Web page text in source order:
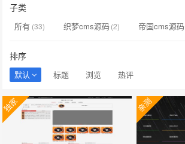
整站源码 模版主题
子类
所有 (33) 织梦cms源码(2) 帝国cms源码
其他音乐源码 其他整站源码
排序
默认 标题 浏览 热评
独家 亲测